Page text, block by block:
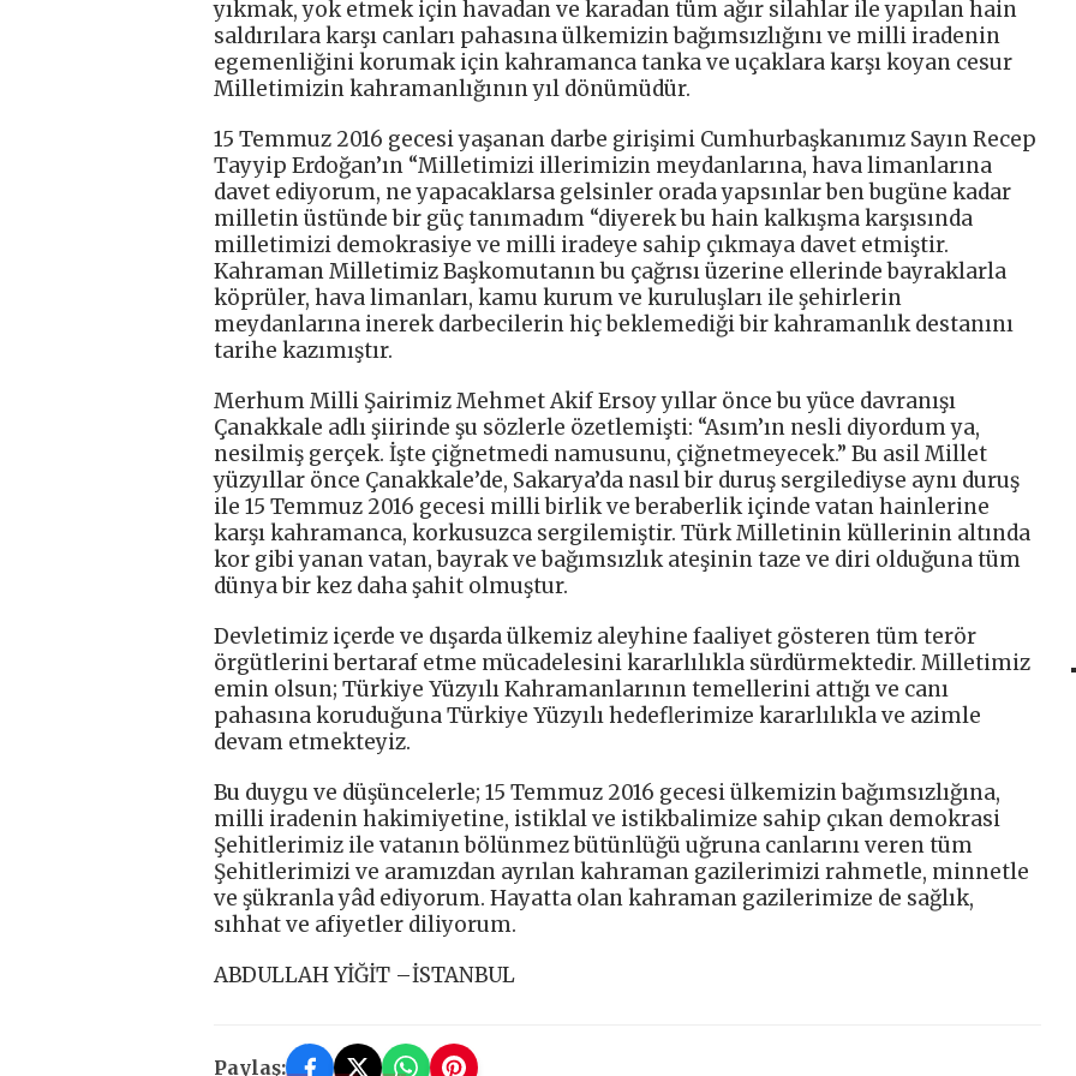
yıkmak, yok etmek için havadan ve karadan tüm ağır silahlar ile yapılan hain
saldırılara karşı canları pahasına ülkemizin bağımsızlığını ve milli iradenin
egemenliğini korumak için kahramanca tanka ve uçaklara karşı koyan cesur
Milletimizin kahramanlığının yıl dönümüdür.
15 Temmuz 2016 gecesi yaşanan darbe girişimi Cumhurbaşkanımız Sayın Recep
Tayyip Erdoğan’ın “Milletimizi illerimizin meydanlarına, hava limanlarına
davet ediyorum, ne yapacaklarsa gelsinler orada yapsınlar ben bugüne kadar
milletin üstünde bir güç tanımadım “diyerek bu hain kalkışma karşısında
milletimizi demokrasiye ve milli iradeye sahip çıkmaya davet etmiştir.
Kahraman Milletimiz Başkomutanın bu çağrısı üzerine ellerinde bayraklarla
köprüler, hava limanları, kamu kurum ve kuruluşları ile şehirlerin
meydanlarına inerek darbecilerin hiç beklemediği bir kahramanlık destanını
tarihe kazımıştır.
Merhum Milli Şairimiz Mehmet Akif Ersoy yıllar önce bu yüce davranışı
Çanakkale adlı şiirinde şu sözlerle özetlemişti: “Asım’ın nesli diyordum ya,
nesilmiş gerçek. İşte çiğnetmedi namusunu, çiğnetmeyecek.” Bu asil Millet
yüzyıllar önce Çanakkale’de, Sakarya’da nasıl bir duruş sergilediyse aynı duruş
ile 15 Temmuz 2016 gecesi milli birlik ve beraberlik içinde vatan hainlerine
karşı kahramanca, korkusuzca sergilemiştir. Türk Milletinin küllerinin altında
kor gibi yanan vatan, bayrak ve bağımsızlık ateşinin taze ve diri olduğuna tüm
dünya bir kez daha şahit olmuştur.
Devletimiz içerde ve dışarda ülkemiz aleyhine faaliyet gösteren tüm terör
örgütlerini bertaraf etme mücadelesini kararlılıkla sürdürmektedir. Milletimiz
emin olsun; Türkiye Yüzyılı Kahramanlarının temellerini attığı ve canı
pahasına koruduğuna Türkiye Yüzyılı hedeflerimize kararlılıkla ve azimle
devam etmekteyiz.
Bu duygu ve düşüncelerle; 15 Temmuz 2016 gecesi ülkemizin bağımsızlığına,
milli iradenin hakimiyetine, istiklal ve istikbalimize sahip çıkan demokrasi
Şehitlerimiz ile vatanın bölünmez bütünlüğü uğruna canlarını veren tüm
Şehitlerimizi ve aramızdan ayrılan kahraman gazilerimizi rahmetle, minnetle
ve şükranla yâd ediyorum. Hayatta olan kahraman gazilerimize de sağlık,
sıhhat ve afiyetler diliyorum.
ABDULLAH YİĞİT –İSTANBUL
Paylaş: